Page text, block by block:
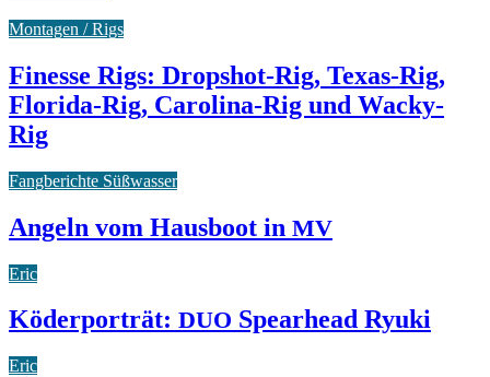
Montagen / Rigs
Finesse Rigs: Dropshot-Rig, Texas-Rig,
Florida-Rig, Carolina-Rig und Wacky-
Rig
Fangberichte Süßwasser
Angeln vom Hausboot in MV
Eric
Köderporträt: DUO Spearhead Ryuki
Eric